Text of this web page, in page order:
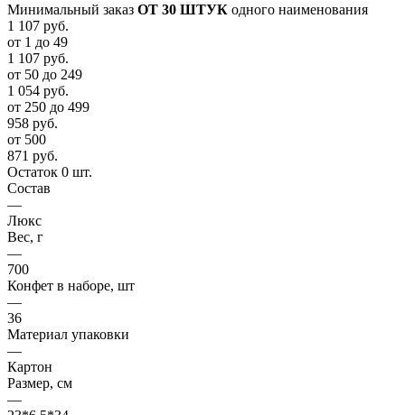
Минимальный заказ ОТ 30 ШТУК одного наименования
1 107 руб.
от 1 до 49
1 107 руб.
от 50 до 249
1 054 руб.
от 250 до 499
958 руб.
от 500
871 руб.
Остаток 0 шт.
Состав
—
Люкс
Вес, г
—
700
Конфет в наборе, шт
—
36
Материал упаковки
—
Картон
Размер, см
—